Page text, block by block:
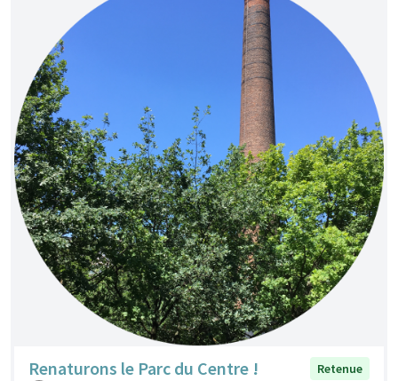
Renaturons le Parc du Centre !
Retenue